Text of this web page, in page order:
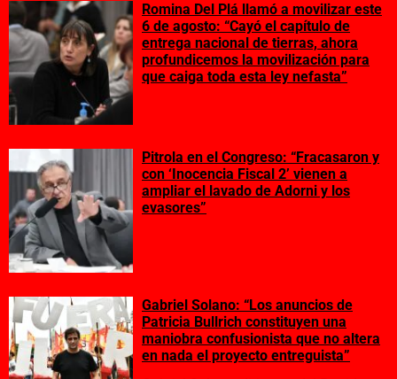
Romina Del Plá llamó a movilizar este
6 de agosto: “Cayó el capítulo de
entrega nacional de tierras, ahora
profundicemos la movilización para
que caiga toda esta ley nefasta”
Pitrola en el Congreso: “Fracasaron y
con ‘Inocencia Fiscal 2’ vienen a
ampliar el lavado de Adorni y los
evasores”
Gabriel Solano: “Los anuncios de
Patricia Bullrich constituyen una
maniobra confusionista que no altera
en nada el proyecto entreguista”